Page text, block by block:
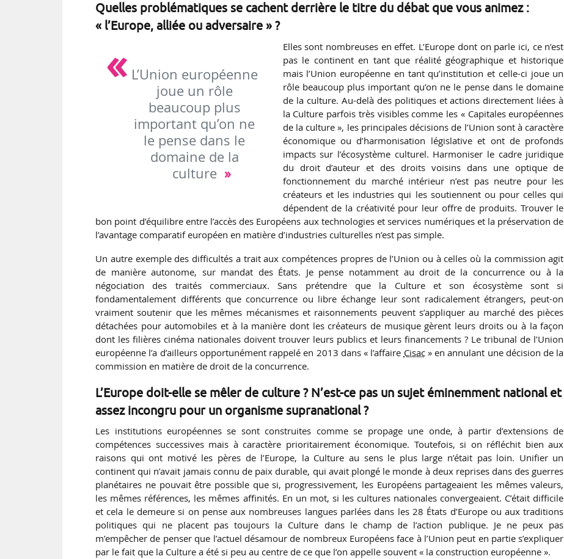
Quelles problématiques se cachent derrière le titre du débat que vous animez :
« l’Europe, alliée ou adversaire » ?
L’Union européenne
joue un rôle
beaucoup plus
important qu’on ne
le pense dans le
domaine de la
culture
Elles sont nombreuses en effet. L’Europe dont on parle ici, ce n’est
pas le continent en tant que réalité géographique et historique
mais l’Union européenne en tant qu’institution et celle-ci joue un
rôle beaucoup plus important qu’on ne le pense dans le domaine
de la culture. Au-delà des politiques et actions directement liées à
la Culture parfois très visibles comme les « Capitales européennes
de la culture », les principales décisions de l’Union sont à caractère
économique ou d’harmonisation législative et ont de profonds
impacts sur l’écosystème culturel. Harmoniser le cadre juridique
du droit d’auteur et des droits voisins dans une optique de
fonctionnement du marché intérieur n’est pas neutre pour les
créateurs et les industries qui les soutiennent ou pour celles qui
dépendent de la créativité pour leur offre de produits. Trouver le
bon point d’équilibre entre l’accès des Européens aux technologies et services numériques et la préservation de
l’avantage comparatif européen en matière d’industries culturelles n’est pas simple.
Un autre exemple des difficultés a trait aux compétences propres de l’Union ou à celles où la commission agit
de manière autonome, sur mandat des États. Je pense notamment au droit de la concurrence ou à la
négociation des traités commerciaux. Sans prétendre que la Culture et son écosystème sont si
fondamentalement différents que concurrence ou libre échange leur sont radicalement étrangers, peut-on
vraiment soutenir que les mêmes mécanismes et raisonnements peuvent s’appliquer au marché des pièces
détachées pour automobiles et à la manière dont les créateurs de musique gèrent leurs droits ou à la façon
dont les filières cinéma nationales doivent trouver leurs publics et leurs financements ? Le tribunal de l’Union
européenne l’a d’ailleurs opportunément rappelé en 2013 dans « l’affaire Cisac» en annulant une décision de la
commission en matière de droit de la concurrence.
L’Europe doit-elle se mêler de culture ? N’est-ce pas un sujet éminemment national et
assez incongru pour un organisme supranational ?
Les institutions européennes se sont construites comme se propage une onde, à partir d’extensions de
compétences successives mais à caractère prioritairement économique. Toutefois, si on réfléchit bien aux
raisons qui ont motivé les pères de l’Europe, la Culture au sens le plus large n’était pas loin. Unifier un
continent qui n’avait jamais connu de paix durable, qui avait plongé le monde à deux reprises dans des guerres
planétaires ne pouvait être possible que si, progressivement, les Européens partageaient les mêmes valeurs,
les mêmes références, les mêmes affinités. En un mot, si les cultures nationales convergeaient. C’était difficile
et cela le demeure si on pense aux nombreuses langues parlées dans les 28 États d’Europe ou aux traditions
politiques qui ne placent pas toujours la Culture dans le champ de l’action publique. Je ne peux pas
m’empêcher de penser que l’actuel désamour de nombreux Européens face à l’Union peut en partie s’expliquer
par le fait que la Culture a été si peu au centre de ce que l’on appelle souvent « la construction européenne ».